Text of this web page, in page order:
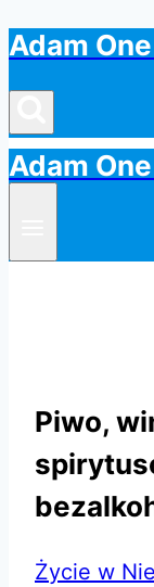
Przejdź
do
treści
Adam
Adam
Piwo,
Życie w